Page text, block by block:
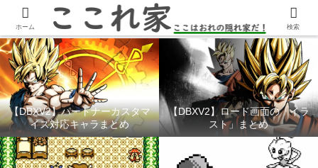
YouTubeチャンネル「ここれ家」
【DBXV2】パートナーカスタマ
イズ対応キャラまとめ
【DBXV2】ロード画面の「イラ
スト」まとめ
ホーム 検索